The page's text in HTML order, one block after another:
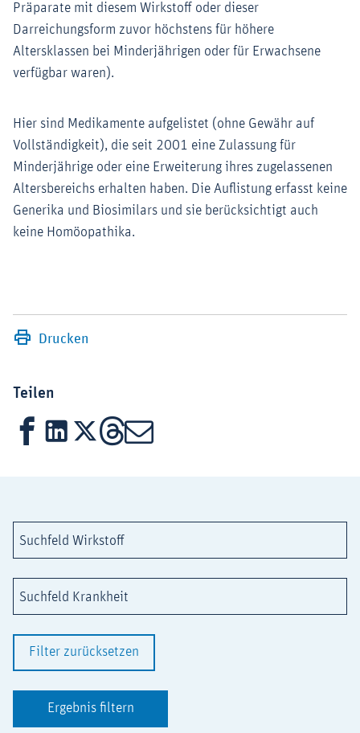
Präparate mit diesem Wirkstoff oder dieser
Darreichungsform zuvor höchstens für höhere
Altersklassen bei Minderjährigen oder für Erwachsene
verfügbar waren).
Hier sind Medikamente aufgelistet (ohne Gewähr auf
Vollständigkeit), die seit 2001 eine Zulassung für
Minderjährige oder eine Erweiterung ihres zugelassenen
Altersbereichs erhalten haben. Die Auflistung erfasst keine
Generika und Biosimilars und sie berücksichtigt auch
keine Homöopathika.
Drucken
Teilen
FacebookLinkedIn
X Threads
Mail
Suchfeld Wirkstoff
Suchfeld Krankheit
Filter zurücksetzen
Ergebnis filtern